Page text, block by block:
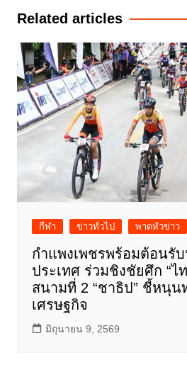
Related articles
กีฬา ข่าวทั่วไป พาดหัวข่าว
กำแพงเพชรพร้อมต้อนรั
ประเทศ ร่วมชิงชัยศึก “ไ
สนามที่ 2 “ชาธิป” ชี้หนุน
เศรษฐกิจ
มิถุนายน 9, 2569